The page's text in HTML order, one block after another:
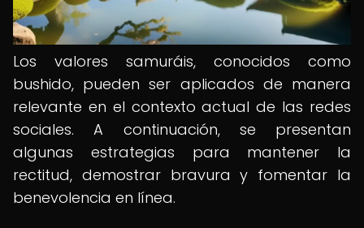
Los valores samuráis, conocidos como
bushido, pueden ser aplicados de manera
relevante en el contexto actual de las redes
sociales. A continuación, se presentan
algunas estrategias para mantener la
rectitud, demostrar bravura y fomentar la
benevolencia en línea.